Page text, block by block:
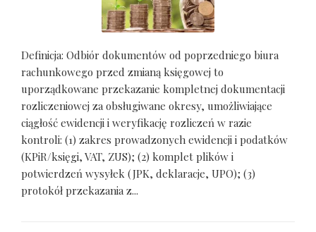
Definicja: Odbiór dokumentów od poprzedniego biura
rachunkowego przed zmianą księgowej to
uporządkowane przekazanie kompletnej dokumentacji
rozliczeniowej za obsługiwane okresy, umożliwiające
ciągłość ewidencji i weryfikację rozliczeń w razie
kontroli: (1) zakres prowadzonych ewidencji i podatków
(KPiR/księgi, VAT, ZUS); (2) komplet plików i
potwierdzeń wysyłek (JPK, deklaracje, UPO); (3)
protokół przekazania z...